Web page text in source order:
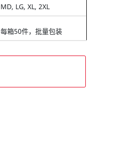
MD, LG, XL, 2XL
每箱50件，批量包装